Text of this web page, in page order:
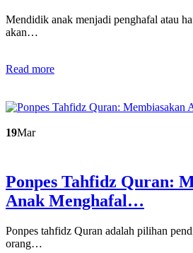
Mendidik anak menjadi penghafal atau
akan…
Read more
19Mar
Ponpes Tahfidz Quran:
Anak Menghafal…
Ponpes tahfidz Quran adalah pilihan
orang…